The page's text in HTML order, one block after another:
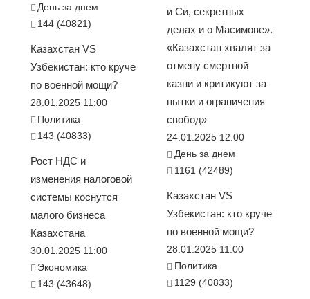
День за днем
144 (40821)
Казахстан VS
Узбекистан: кто круче
по военной мощи?
28.01.2025 11:00
Политика
143 (40833)
Рост НДС и
изменения налоговой
системы коснутся
малого бизнеса
Казахстана
30.01.2025 11:00
Экономика
143 (43648)
и Си, секретных
делах и о Масимове».
«Казахстан хвалят за
отмену смертной
казни и критикуют за
пытки и ограничения
свобод»
24.01.2025 12:00
День за днем
1161 (42489)
Казахстан VS
Узбекистан: кто круче
по военной мощи?
28.01.2025 11:00
Политика
1129 (40833)